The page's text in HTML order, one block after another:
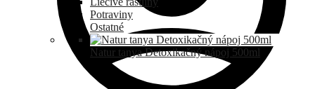
Potraviny
Ostatné
Natur tanya Detoxikačný nápoj 500ml